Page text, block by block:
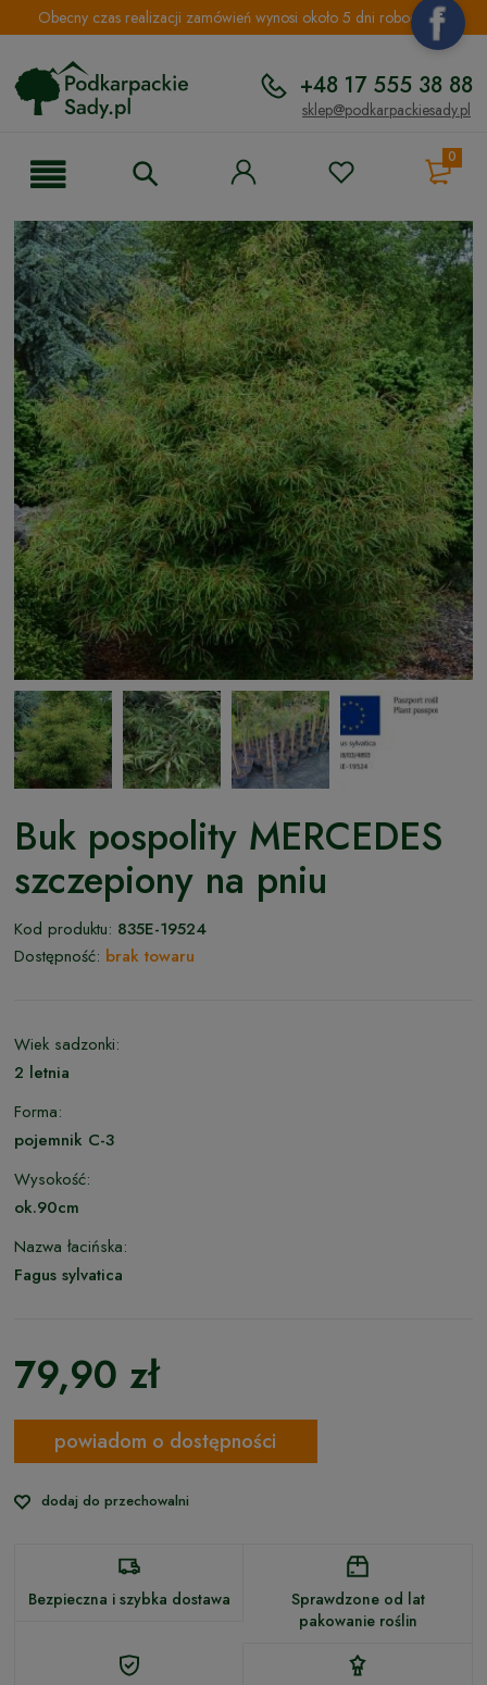
Obecny czas realizacji zamówień wynosi około 5 dni roboczych.
+48 17 555 38 88
sklep@podkarpackiesady.pl
0
Buk pospolity MERCEDES
szczepiony na pniu
Kod produktu: 835E-19524
Dostępność: brak towaru
Wiek sadzonki:
2 letnia
Forma:
pojemnik C-3
Wysokość:
ok.90cm
Nazwa łacińska:
Fagus sylvatica
79,90 zł
powiadom o dostępności
dodaj do przechowalni
Bezpieczna i szybka dostawa
Sprawdzone od lat
pakowanie roślin